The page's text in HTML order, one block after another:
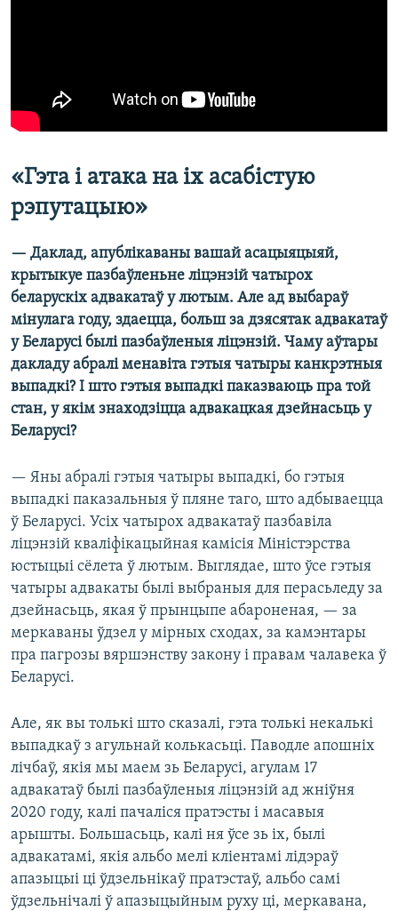
«Гэта і атака на іх асабістую
рэпутацыю»
— Даклад, апублікаваны вашай асацыяцыяй,
крытыкуе пазбаўленьне ліцэнзій чатырох
беларускіх адвакатаў у лютым. Але ад выбараў
мінулага году, здаецца, больш за дзясятак адвакатаў
у Беларусі былі пазбаўленыя ліцэнзій. Чаму аўтары
дакладу абралі менавіта гэтыя чатыры канкрэтныя
выпадкі? І што гэтыя выпадкі паказваюць пра той
стан, у якім знаходзіцца адвакацкая дзейнасьць у
Беларусі?
— Яны абралі гэтыя чатыры выпадкі, бо гэтыя
выпадкі паказальныя ў пляне таго, што адбываецца
ў Беларусі. Усіх чатырох адвакатаў пазбавіла
ліцэнзій кваліфікацыйная камісія Міністэрства
юстыцыі сёлета ў лютым. Выглядае, што ўсе гэтыя
чатыры адвакаты былі выбраныя для перасьледу за
дзейнасьць, якая ў прынцыпе абароненая, — за
меркаваны ўдзел у мірных сходах, за камэнтары
пра пагрозы вяршэнству закону і правам чалавека ў
Беларусі.
Але, як вы толькі што сказалі, гэта толькі некалькі
выпадкаў з агульнай колькасьці. Паводле апошніх
лічбаў, якія мы маем зь Беларусі, агулам 17
адвакатаў былі пазбаўленыя ліцэнзій ад жніўня
2020 году, калі пачаліся пратэсты і масавыя
арышты. Большасьць, калі ня ўсе зь іх, былі
адвакатамі, якія альбо мелі кліентамі лідэраў
апазыцыі ці ўдзельнікаў пратэстаў, альбо самі
ўдзельнічалі ў апазыцыйным руху ці, меркавана,